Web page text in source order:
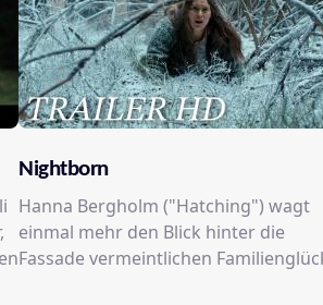
Nightborn
Hanna Bergholm ("Hatching") wagt
einmal mehr den Blick hinter die
Fassade vermeintlichen